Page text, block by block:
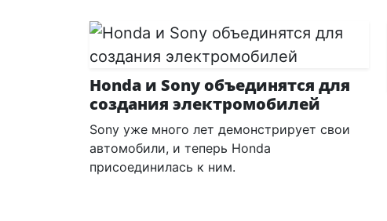
Honda и Sony объединятся для
создания электромобилей
Sony уже много лет демонстрирует свои
автомобили, и теперь Honda
присоединилась к ним.